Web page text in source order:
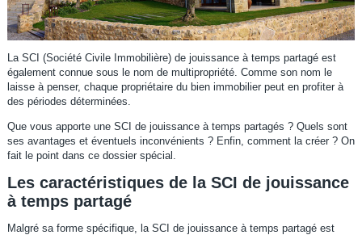
La SCI (Société Civile Immobilière) de jouissance à temps partagé est
également connue sous le nom de multipropriété. Comme son nom le
laisse à penser, chaque propriétaire du bien immobilier peut en profiter à
des périodes déterminées.
Que vous apporte une SCI de jouissance à temps partagés ? Quels sont
ses avantages et éventuels inconvénients ? Enfin, comment la créer ? On
fait le point dans ce dossier spécial.
Les caractéristiques de la SCI de jouissance
à temps partagé
Malgré sa forme spécifique, la SCI de jouissance à temps partagé est